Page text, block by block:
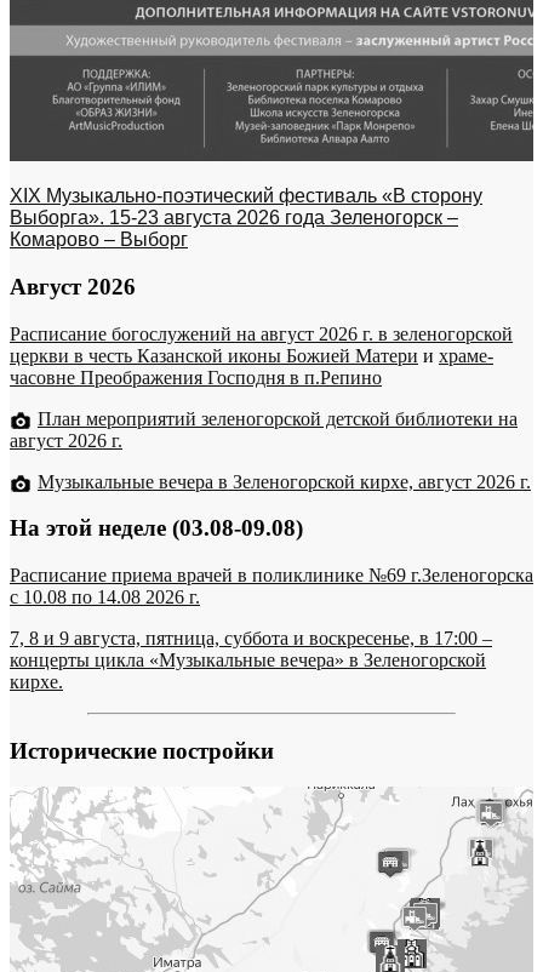
XIX Музыкально-поэтический фестиваль «В сторону
Выборга». 15-23 августа 2026 года Зеленогорск –
Комарово – Выборг
Август 2026
Расписание богослужений на август 2026 г. в зеленогорской
церкви в честь Казанской иконы Божией Матери и храме-
часовне Преображения Господня в п.Репино
План мероприятий зеленогорской детской библиотеки на
август 2026 г.
Музыкальные вечера в Зеленогорской кирхе, август 2026 г.
На этой неделе (03.08-09.08)
Расписание приема врачей в поликлинике №69 г.Зеленогорска
c 10.08 по 14.08 2026 г.
7, 8 и 9 августа, пятница, суббота и воскресенье, в 17:00 –
концерты цикла «Музыкальные вечера» в Зеленогорской
кирхе.
Исторические постройки